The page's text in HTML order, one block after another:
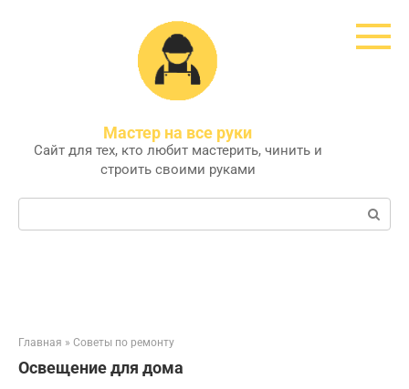
Мастер на все руки
Сайт для тех, кто любит мастерить, чинить и
строить своими руками
Поиск:
Главная » Советы по ремонту
Освещение для дома